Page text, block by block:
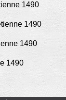
1490
1490
1490
1490